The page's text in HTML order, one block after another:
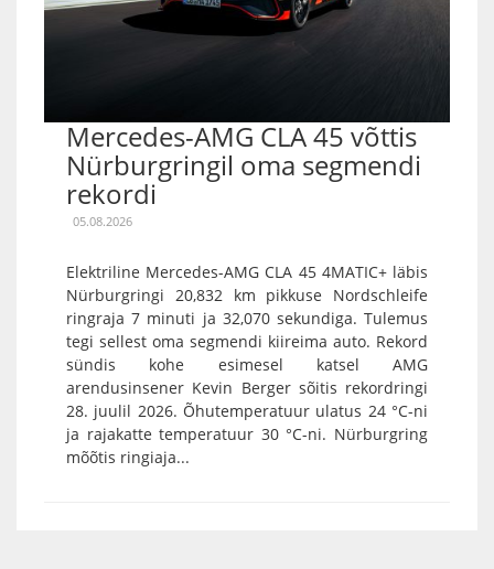
Mercedes-AMG CLA 45 võttis
Nürburgringil oma segmendi
rekordi
05.08.2026
Elektriline Mercedes-AMG CLA 45 4MATIC+ läbis
Nürburgringi 20,832 km pikkuse Nordschleife
ringraja 7 minuti ja 32,070 sekundiga. Tulemus
tegi sellest oma segmendi kiireima auto. Rekord
sündis kohe esimesel katsel AMG
arendusinsener Kevin Berger sõitis rekordringi
28. juulil 2026. Õhutemperatuur ulatus 24 °C-ni
ja rajakatte temperatuur 30 °C-ni. Nürburgring
mõõtis ringiaja...